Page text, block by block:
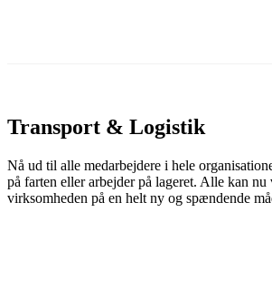
Transport & Logistik
Nå ud til alle medarbejdere i hele
på farten eller arbejder på lageret. Alle kan
virksomheden på en helt ny og spændende